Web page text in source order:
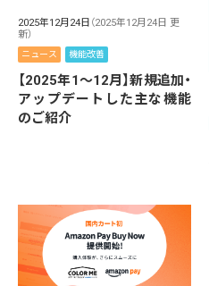
2025年12月24日 （2025年12月24日 更
新）
ニュース 機能改善
【2025年1～12月】新規追加・
アップデートした主な機能
のご紹介